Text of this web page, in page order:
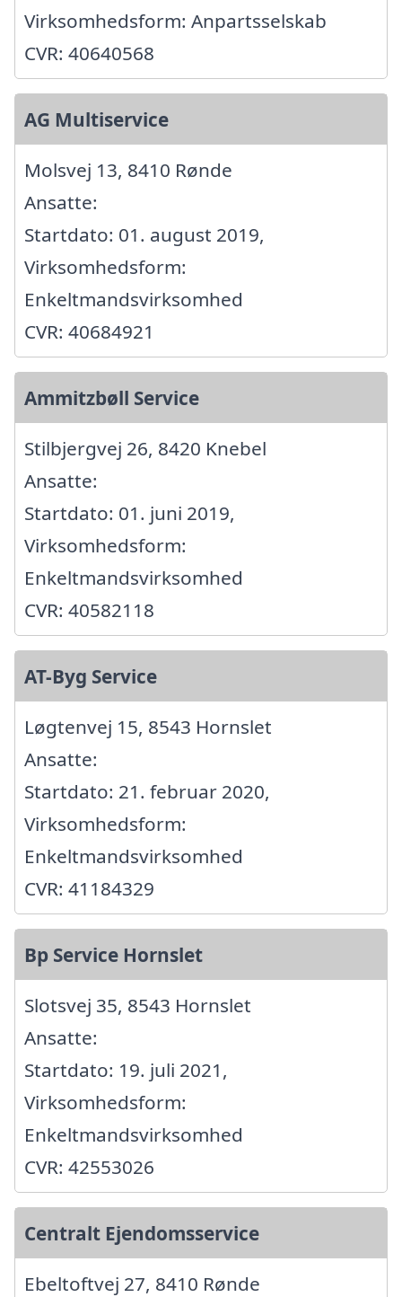
Virksomhedsform: Anpartsselskab
CVR: 40640568
AG Multiservice
Molsvej 13, 8410 Rønde
Ansatte:
Startdato: 01. august 2019,
Virksomhedsform:
Enkeltmandsvirksomhed
CVR: 40684921
Ammitzbøll Service
Stilbjergvej 26, 8420 Knebel
Ansatte:
Startdato: 01. juni 2019,
Virksomhedsform:
Enkeltmandsvirksomhed
CVR: 40582118
AT-Byg Service
Løgtenvej 15, 8543 Hornslet
Ansatte:
Startdato: 21. februar 2020,
Virksomhedsform:
Enkeltmandsvirksomhed
CVR: 41184329
Bp Service Hornslet
Slotsvej 35, 8543 Hornslet
Ansatte:
Startdato: 19. juli 2021,
Virksomhedsform:
Enkeltmandsvirksomhed
CVR: 42553026
Centralt Ejendomsservice
Ebeltoftvej 27, 8410 Rønde